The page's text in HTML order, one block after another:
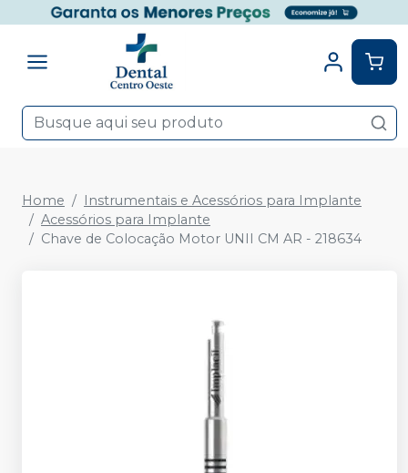
Home
Instrumentais e Acessórios para Implante
Acessórios para Implante
Chave de Colocação Motor UNII CM AR - 218634